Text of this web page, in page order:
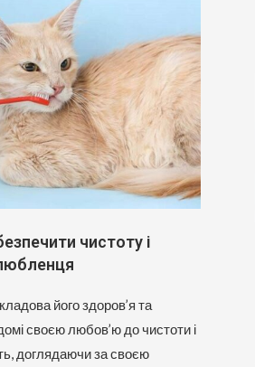
чистоту і
його здоров’я та
своєю любов’ю до чистоти і
доглядаючи за своєю